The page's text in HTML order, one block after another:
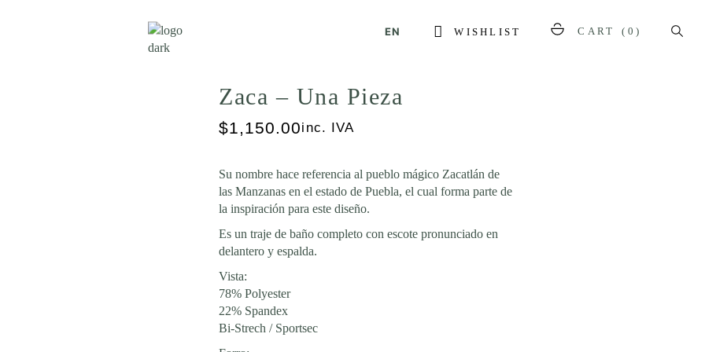
EN WISHLIST CART (0)
Zaca – Una Pieza
$1,150.00inc. IVA
Su nombre hace referencia al pueblo mágico Zacatlán de
las Manzanas en el estado de Puebla, el cual forma parte de
la inspiración para este diseño.
Es un traje de baño completo con escote pronunciado en
delantero y espalda.
Vista:
78% Polyester
22% Spandex
Bi-Strech / Sportsec